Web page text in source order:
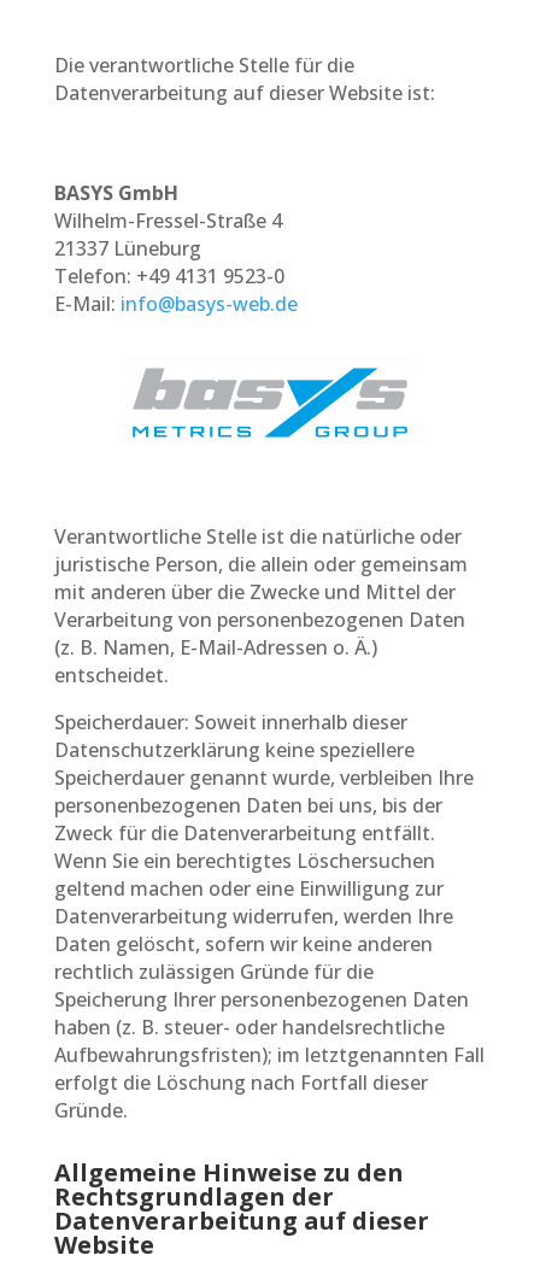
Die verantwortliche Stelle für die
Datenverarbeitung auf dieser Website ist:
BASYS GmbH
Wilhelm-Fressel-Straße 4
21337 Lüneburg
Telefon: +49 4131 9523-0
E-Mail: info@basys-web.de
Verantwortliche Stelle ist die natürliche oder
juristische Person, die allein oder gemeinsam
mit anderen über die Zwecke und Mittel der
Verarbeitung von personenbezogenen Daten
(z. B. Namen, E-Mail-Adressen o. Ä.)
entscheidet.
Speicherdauer: Soweit innerhalb dieser
Datenschutzerklärung keine speziellere
Speicherdauer genannt wurde, verbleiben Ihre
personenbezogenen Daten bei uns, bis der
Zweck für die Datenverarbeitung entfällt.
Wenn Sie ein berechtigtes Löschersuchen
geltend machen oder eine Einwilligung zur
Datenverarbeitung widerrufen, werden Ihre
Daten gelöscht, sofern wir keine anderen
rechtlich zulässigen Gründe für die
Speicherung Ihrer personenbezogenen Daten
haben (z. B. steuer- oder handelsrechtliche
Aufbewahrungsfristen); im letztgenannten Fall
erfolgt die Löschung nach Fortfall dieser
Gründe.
Allgemeine Hinweise zu den
Rechtsgrundlagen der
Datenverarbeitung auf dieser
Website